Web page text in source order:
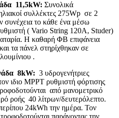
11,5kW: Συνολικά
συλλέκτες 275Wp σε 2
συνέχεια το κάθε ένα μέσω
( Vario String 120Α, Studer)
Η καθαρή ΦΒ επιφάνεια
τα πάνελ στηρίχθηκαν σε
.
8kW: 3 υδρογενήτριες
ιδιο MPPT ρυθμιστή φόρτισης
από μανομετρικό
ροής 40 λίτρων/δευτερόλεπτο.
24kWh την ημέρα. Τον